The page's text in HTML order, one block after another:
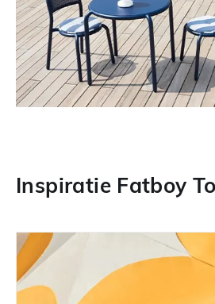
Inspiratie Fatboy